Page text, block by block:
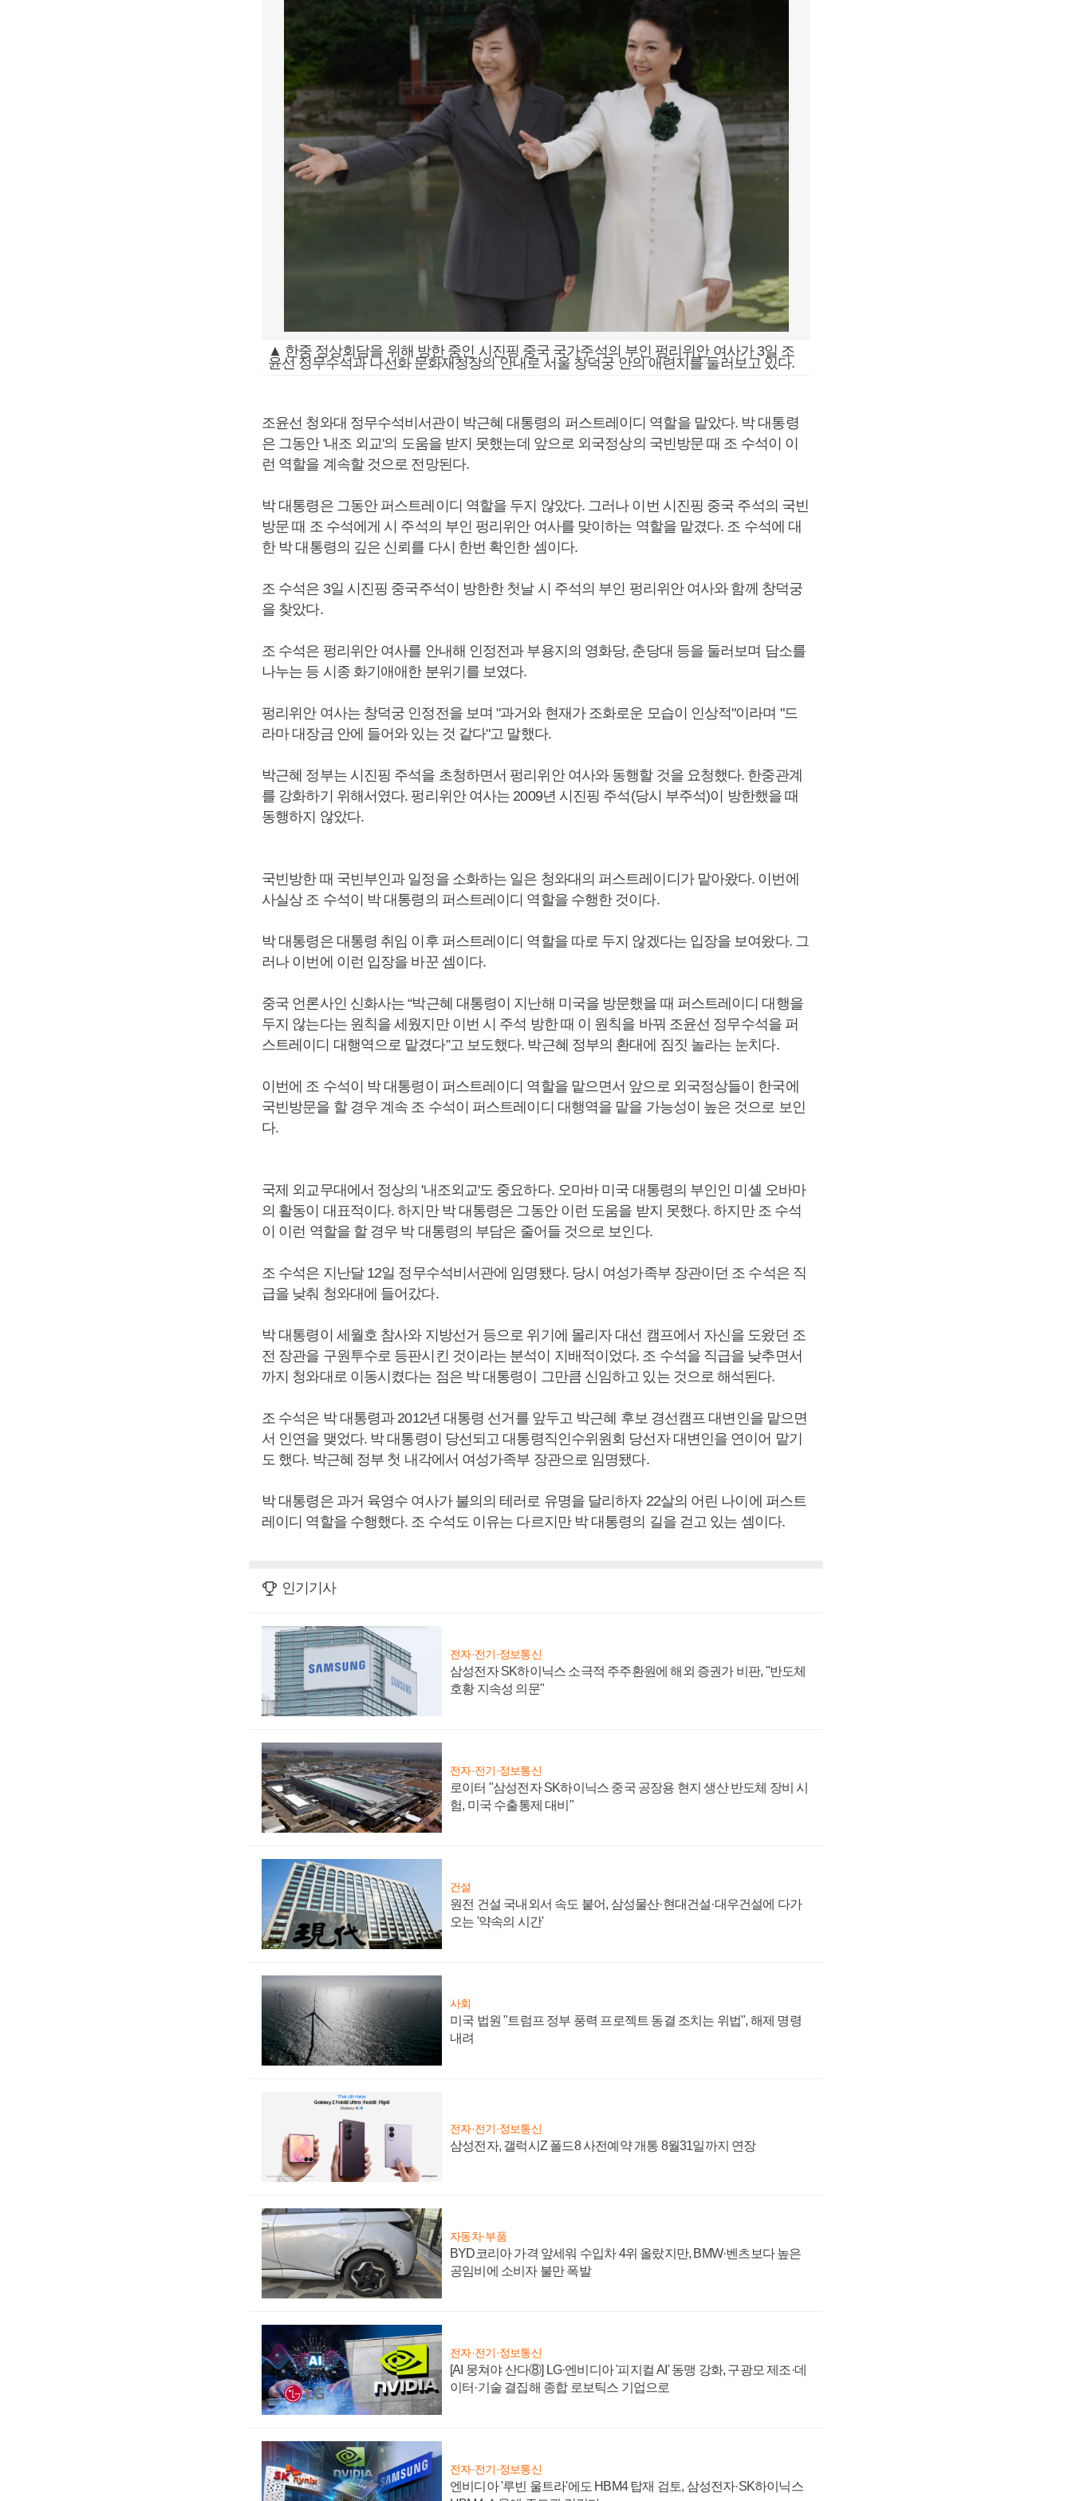
▲ 한중 정상회담을 위해 방한 중인 시진핑 중국 국가주석의 부인 펑리위안 여사가 3일 조
윤선 정무수석과 나선화 문화재청장의 안내로 서울 창덕궁 안의 애련지를 둘러보고 있다.
조윤선 청와대 정무수석비서관이 박근혜 대통령의 퍼스트레이디 역할을 맡았다. 박 대통령
은 그동안 '내조 외교'의 도움을 받지 못했는데 앞으로 외국정상의 국빈방문 때 조 수석이 이
런 역할을 계속할 것으로 전망된다.
박 대통령은 그동안 퍼스트레이디 역할을 두지 않았다. 그러나 이번 시진핑 중국 주석의 국빈
방문 때 조 수석에게 시 주석의 부인 펑리위안 여사를 맞이하는 역할을 맡겼다. 조 수석에 대
한 박 대통령의 깊은 신뢰를 다시 한번 확인한 셈이다.
조 수석은 3일 시진핑 중국주석이 방한한 첫날 시 주석의 부인 펑리위안 여사와 함께 창덕궁
을 찾았다.
조 수석은 펑리위안 여사를 안내해 인정전과 부용지의 영화당, 춘당대 등을 둘러보며 담소를
나누는 등 시종 화기애애한 분위기를 보였다.
펑리위안 여사는 창덕궁 인정전을 보며 "과거와 현재가 조화로운 모습이 인상적"이라며 "드
라마 대장금 안에 들어와 있는 것 같다"고 말했다.
박근혜 정부는 시진핑 주석을 초청하면서 펑리위안 여사와 동행할 것을 요청했다. 한중관계
를 강화하기 위해서였다. 펑리위안 여사는 2009년 시진핑 주석(당시 부주석)이 방한했을 때
동행하지 않았다.
국빈방한 때 국빈부인과 일정을 소화하는 일은 청와대의 퍼스트레이디가 맡아왔다. 이번에
사실상 조 수석이 박 대통령의 퍼스트레이디 역할을 수행한 것이다.
박 대통령은 대통령 취임 이후 퍼스트레이디 역할을 따로 두지 않겠다는 입장을 보여왔다. 그
러나 이번에 이런 입장을 바꾼 셈이다.
중국 언론사인 신화사는 “박근혜 대통령이 지난해 미국을 방문했을 때 퍼스트레이디 대행을
두지 않는다는 원칙을 세웠지만 이번 시 주석 방한 때 이 원칙을 바꿔 조윤선 정무수석을 퍼
스트레이디 대행역으로 맡겼다”고 보도했다. 박근혜 정부의 환대에 짐짓 놀라는 눈치다.
이번에 조 수석이 박 대통령이 퍼스트레이디 역할을 맡으면서 앞으로 외국정상들이 한국에
국빈방문을 할 경우 계속 조 수석이 퍼스트레이디 대행역을 맡을 가능성이 높은 것으로 보인
다.
국제 외교무대에서 정상의 '내조외교'도 중요하다. 오마바 미국 대통령의 부인인 미셸 오바마
의 활동이 대표적이다. 하지만 박 대통령은 그동안 이런 도움을 받지 못했다. 하지만 조 수석
이 이런 역할을 할 경우 박 대통령의 부담은 줄어들 것으로 보인다.
조 수석은 지난달 12일 정무수석비서관에 임명됐다. 당시 여성가족부 장관이던 조 수석은 직
급을 낮춰 청와대에 들어갔다.
박 대통령이 세월호 참사와 지방선거 등으로 위기에 몰리자 대선 캠프에서 자신을 도왔던 조
전 장관을 구원투수로 등판시킨 것이라는 분석이 지배적이었다. 조 수석을 직급을 낮추면서
까지 청와대로 이동시켰다는 점은 박 대통령이 그만큼 신임하고 있는 것으로 해석된다.
조 수석은 박 대통령과 2012년 대통령 선거를 앞두고 박근혜 후보 경선캠프 대변인을 맡으면
서 인연을 맺었다. 박 대통령이 당선되고 대통령직인수위원회 당선자 대변인을 연이어 맡기
도 했다. 박근혜 정부 첫 내각에서 여성가족부 장관으로 임명됐다.
박 대통령은 과거 육영수 여사가 불의의 테러로 유명을 달리하자 22살의 어린 나이에 퍼스트
레이디 역할을 수행했다. 조 수석도 이유는 다르지만 박 대통령의 길을 걷고 있는 셈이다.
인기기사
전자·전기·정보통신
삼성전자 SK하이닉스 소극적 주주환원에 해외 증권가 비판, "반도체
호황 지속성 의문"
전자·전기·정보통신
로이터 "삼성전자 SK하이닉스 중국 공장용 현지 생산 반도체 장비 시
험, 미국 수출통제 대비"
건설
원전 건설 국내외서 속도 붙어, 삼성물산·현대건설·대우건설에 다가
오는 '약속의 시간'
사회
미국 법원 "트럼프 정부 풍력 프로젝트 동결 조치는 위법", 해제 명령
내려
전자·전기·정보통신
삼성전자, 갤럭시Z 폴드8 사전예약 개통 8월31일까지 연장
자동차·부품
BYD코리아 가격 앞세워 수입차 4위 올랐지만, BMW·벤츠보다 높은
공임비에 소비자 불만 폭발
전자·전기·정보통신
[AI 뭉쳐야 산다⑧] LG·엔비디아 '피지컬 AI' 동맹 강화, 구광모 제조·데
이터·기술 결집해 종합 로보틱스 기업으로
전자·전기·정보통신
엔비디아 '루빈 울트라'에도 HBM4 탑재 검토, 삼성전자·SK하이닉스